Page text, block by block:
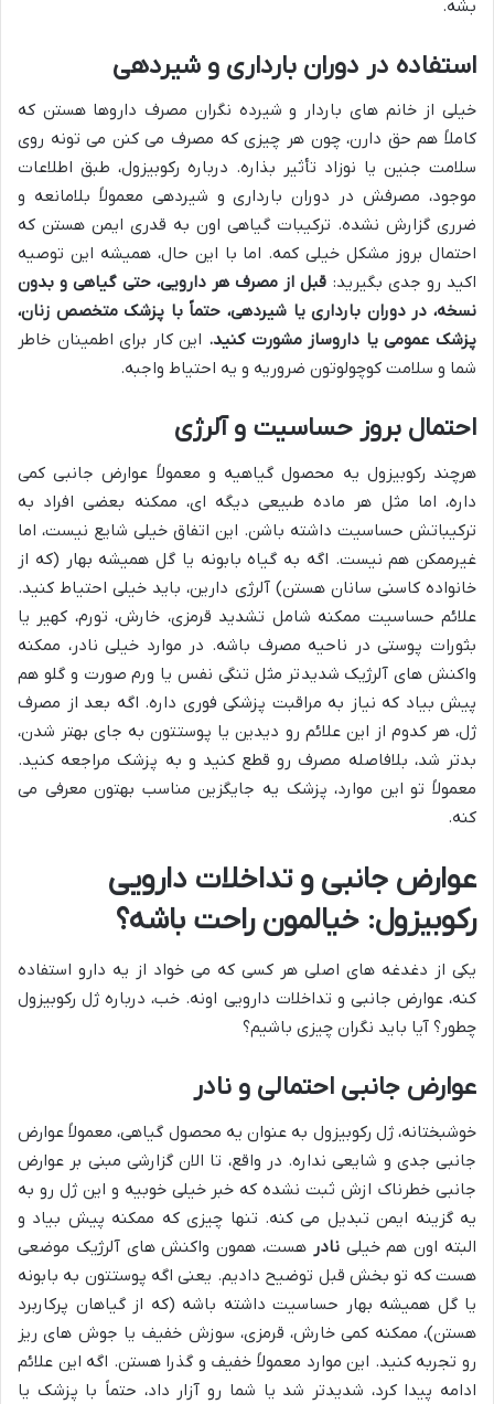
بشه.
استفاده در دوران بارداری و شیردهی
خیلی از خانم های باردار و شیرده نگران مصرف داروها هستن که
کاملاً هم حق دارن، چون هر چیزی که مصرف می کنن می تونه روی
سلامت جنین یا نوزاد تأثیر بذاره. درباره رکوبیزول، طبق اطلاعات
موجود، مصرفش در دوران بارداری و شیردهی معمولاً بلامانعه و
ضرری گزارش نشده. ترکیبات گیاهی اون به قدری ایمن هستن که
احتمال بروز مشکل خیلی کمه. اما با این حال، همیشه این توصیه
اکید رو جدی بگیرید: قبل از مصرف هر دارویی، حتی گیاهی و بدون
نسخه، در دوران بارداری یا شیردهی، حتماً با پزشک متخصص زنان،
پزشک عمومی یا داروساز مشورت کنید. این کار برای اطمینان خاطر
شما و سلامت کوچولوتون ضروریه و یه احتیاط واجبه.
احتمال بروز حساسیت و آلرژی
هرچند رکوبیزول یه محصول گیاهیه و معمولاً عوارض جانبی کمی
داره، اما مثل هر ماده طبیعی دیگه ای، ممکنه بعضی افراد به
ترکیباتش حساسیت داشته باشن. این اتفاق خیلی شایع نیست، اما
غیرممکن هم نیست. اگه به گیاه بابونه یا گل همیشه بهار (که از
خانواده کاسنی سانان هستن) آلرژی دارین، باید خیلی احتیاط کنید.
علائم حساسیت ممکنه شامل تشدید قرمزی، خارش، تورم، کهیر یا
بثورات پوستی در ناحیه مصرف باشه. در موارد خیلی نادر، ممکنه
واکنش های آلرژیک شدیدتر مثل تنگی نفس یا ورم صورت و گلو هم
پیش بیاد که نیاز به مراقبت پزشکی فوری داره. اگه بعد از مصرف
ژل، هر کدوم از این علائم رو دیدین یا پوستتون به جای بهتر شدن،
بدتر شد، بلافاصله مصرف رو قطع کنید و به پزشک مراجعه کنید.
معمولاً تو این موارد، پزشک یه جایگزین مناسب بهتون معرفی می
کنه.
عوارض جانبی و تداخلات دارویی
رکوبیزول: خیالمون راحت باشه؟
یکی از دغدغه های اصلی هر کسی که می خواد از یه دارو استفاده
کنه، عوارض جانبی و تداخلات دارویی اونه. خب، درباره ژل رکوبیزول
چطور؟ آیا باید نگران چیزی باشیم؟
عوارض جانبی احتمالی و نادر
خوشبختانه، ژل رکوبیزول به عنوان یه محصول گیاهی، معمولاً عوارض
جانبی جدی و شایعی نداره. در واقع، تا الان گزارشی مبنی بر عوارض
جانبی خطرناک ازش ثبت نشده که خبر خیلی خوبیه و این ژل رو به
یه گزینه ایمن تبدیل می کنه. تنها چیزی که ممکنه پیش بیاد و
البته اون هم خیلینادر هست، همون واکنش های آلرژیک موضعی
هست که تو بخش قبل توضیح دادیم. یعنی اگه پوستتون به بابونه
یا گل همیشه بهار حساسیت داشته باشه (که از گیاهان پرکاربرد
هستن)، ممکنه کمی خارش، قرمزی، سوزش خفیف یا جوش های ریز
رو تجربه کنید. این موارد معمولاً خفیف و گذرا هستن. اگه این علائم
ادامه پیدا کرد، شدیدتر شد یا شما رو آزار داد، حتماً با پزشک یا